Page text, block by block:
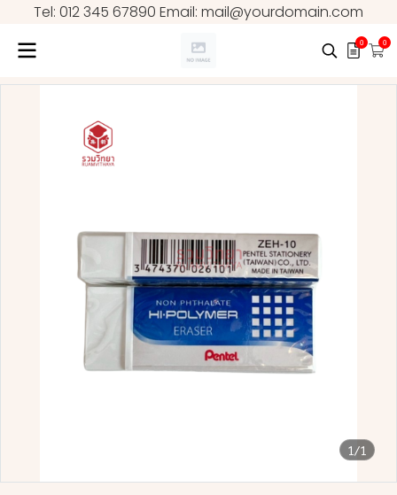
Tel: 012 345 67890 Email: mail@yourdomain.com
0 0
1/1